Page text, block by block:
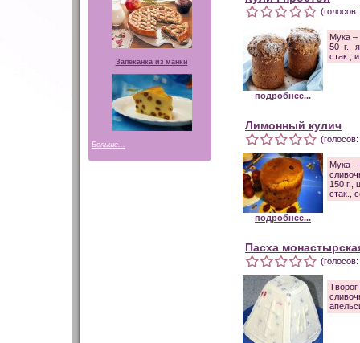
Запеканка из манки
Больше...
подробнее...
Мука –
50 г.,
стак.,
Лимонный кулич
подробнее...
Мука
150 г.,
стак.,
Пасха